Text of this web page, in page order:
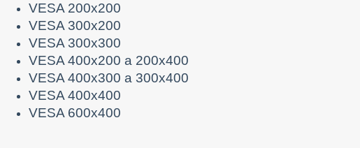
VESA 200x200
VESA 300x200
VESA 300x300
VESA 400x200 a 200x400
VESA 400x300 a 300x400
VESA 400x400
VESA 600x400